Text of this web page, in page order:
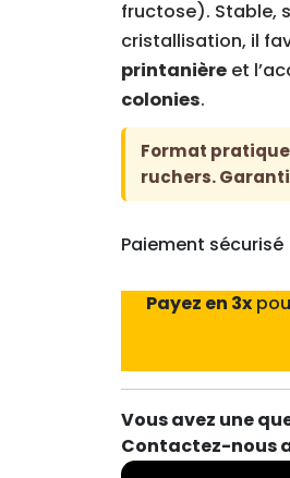
fructose). Stable,
cristallisation, il
printanière et
colonies.
Format
ruchers.
Paiement sécurisé
Payez en 3x
Vous avez une
Contactez-nous